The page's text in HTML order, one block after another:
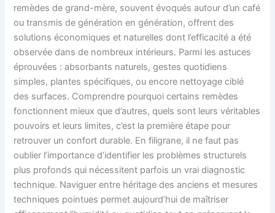
remèdes de grand-mère, souvent évoqués autour d’un café
ou transmis de génération en génération, offrent des
solutions économiques et naturelles dont l’efficacité a été
observée dans de nombreux intérieurs. Parmi les astuces
éprouvées : absorbants naturels, gestes quotidiens
simples, plantes spécifiques, ou encore nettoyage ciblé
des surfaces. Comprendre pourquoi certains remèdes
fonctionnent mieux que d’autres, quels sont leurs véritables
pouvoirs et leurs limites, c’est la première étape pour
retrouver un confort durable. En filigrane, il ne faut pas
oublier l’importance d’identifier les problèmes structurels
plus profonds qui nécessitent parfois un vrai diagnostic
technique. Naviguer entre héritage des anciens et mesures
techniques pointues permet aujourd’hui de maîtriser